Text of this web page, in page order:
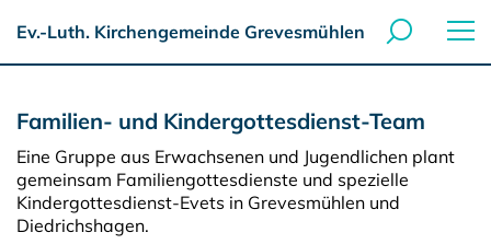
Ev.-Luth. Kirchengemeinde Grevesmühlen
Familien- und Kindergottesdienst-Team
Eine Gruppe aus Erwachsenen und Jugendlichen plant
gemeinsam Familiengottesdienste und spezielle
Kindergottesdienst-Evets in Grevesmühlen und
Diedrichshagen.